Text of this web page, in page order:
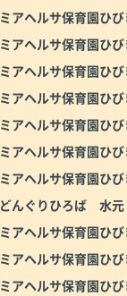
ミアヘルサ保育園ひ
ミアヘルサ保育園ひ
ミアヘルサ保育園ひ
ミアヘルサ保育園ひ
ミアヘルサ保育園ひ
ミアヘルサ保育園ひ
ミアヘルサ保育園ひ
どんぐりひろば 水元
ミアヘルサ保育園ひ
ミアヘルサ保育園ひ
ミアヘルサ保育園ひ